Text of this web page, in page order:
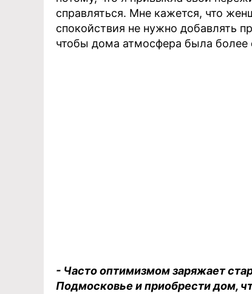
справляться. Мне кажется, что
спокойствия не нужно добавлять
чтобы дома атмосфера была более
- Часто оптимизмом заряжает
Подмосковье и приобрести дом,